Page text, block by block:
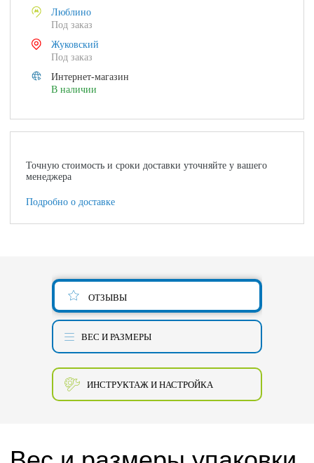
Люблино
Под заказ
Жуковский
Под заказ
Интернет-магазин
В наличии
Точную стоимость и сроки доставки уточняйте у вашего
менеджера
Подробно о доставке
ОТЗЫВЫ
ВЕС И РАЗМЕРЫ
ИНСТРУКТАЖ И НАСТРОЙКА